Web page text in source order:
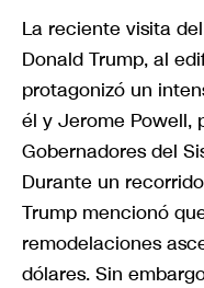
La reciente visita
Donald Trump, al
protagonizó un
él y Jerome Powell,
Gobernadores del
Durante un
Trump mencionó
remodelaciones
dólares. Sin